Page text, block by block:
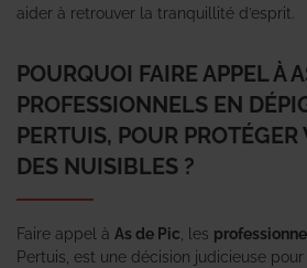
aider à retrouver la tranquillité d’esprit.
POURQUOI FAIRE APPEL À
PROFESSIONNELS EN
PERTUIS, POUR
DES NUISIBLES ?
Faire appel à As de Pic , les
Pertuis, est une décision judicieuse